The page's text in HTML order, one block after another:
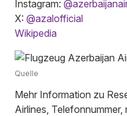
Instagram:
X: @azalofficial
Wikipedia
Quelle
Mehr Information zu
Airlines,